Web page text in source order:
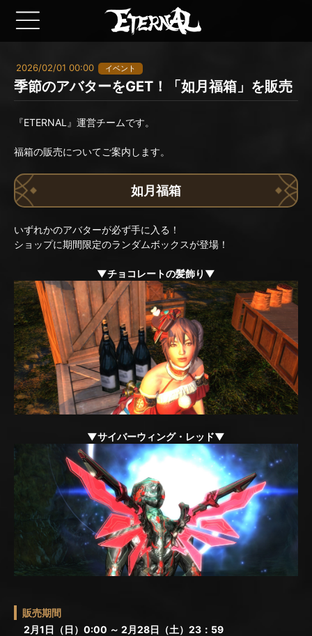
2026/02/01 00:00 イベント
季節のアバターをGET！「如月福箱」を販売
『ETERNAL』運営チームです。
福箱の販売についてご案内します。
如月福箱
いずれかのアバターが必ず手に入る！
ショップに期間限定のランダムボックスが登場！
▼チョコレートの髪飾り▼
▼サイバーウィング・レッド▼
販売期間
2月1日（日）0:00 ～ 2月28日（土）23：59